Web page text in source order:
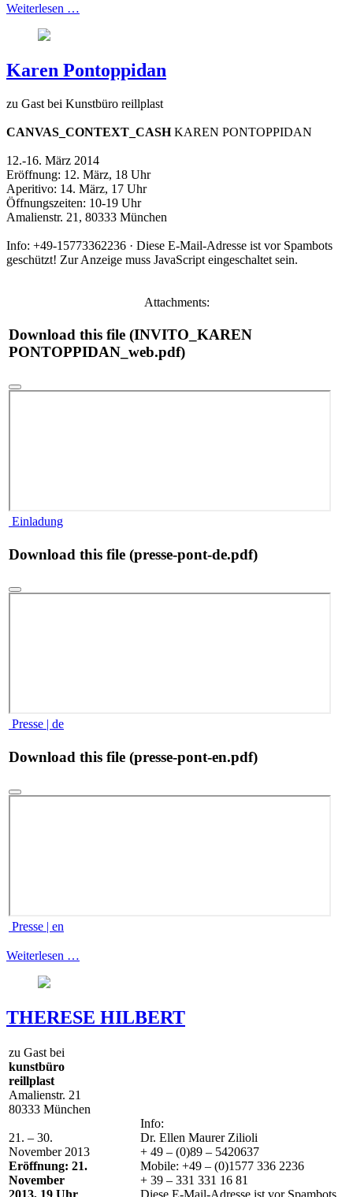
Weiterlesen …
Karen Pontoppidan
zu Gast bei Kunstbüro reillplast
CANVAS_CONTEXT_CASHKAREN PONTOPPIDAN
12.-16. März 2014
Eröffnung: 12. März, 18 Uhr
Aperitivo: 14. März, 17 Uhr
Öffnungszeiten: 10-19 Uhr
Amalienstr. 21, 80333 München
Info: +49-15773362236 · Diese E-Mail-Adresse ist vor Spambots
geschützt! Zur Anzeige muss JavaScript eingeschaltet sein.
Attachments:
Download this file (INVITO_KAREN
PONTOPPIDAN_web.pdf)
Einladung
Download this file (presse-pont-de.pdf)
Presse | de
Download this file (presse-pont-en.pdf)
Presse | en
Weiterlesen …
THERESE HILBERT
zu Gast bei
kunstbüro
reillplast
Amalienstr. 21
80333 München
21. – 30.
November 2013
Eröffnung: 21.
November
Info:
Dr. Ellen Maurer Zilioli
+ 49 – (0)89 – 5420637
Mobile: +49 – (0)1577 336 2236
+ 39 – 331 331 16 81